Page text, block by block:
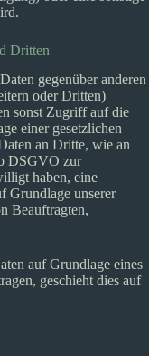
Dritten
gegenüber anderen
oder Dritten)
sonst Zugriff auf die
einer gesetzlichen
an Dritte, wie an
DSGVO zur
haben, eine
Grundlage unserer
Beauftragten,
auf Grundlage eines
geschieht dies auf